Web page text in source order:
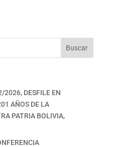
Buscar
2026, DESFILE EN
AÑOS DE LA
PATRIA BOLIVIA,